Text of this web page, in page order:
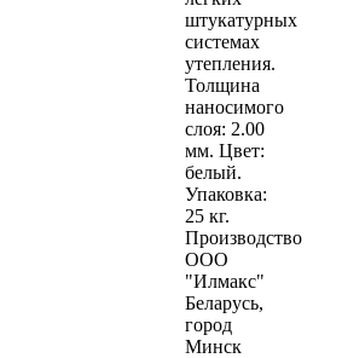
штукатурных
системах
утепления.
Толщина
наносимого
слоя: 2.00
мм. Цвет:
белый.
Упаковка:
25 кг.
Производство
ООО
"Илмакс"
Беларусь,
город
Минск